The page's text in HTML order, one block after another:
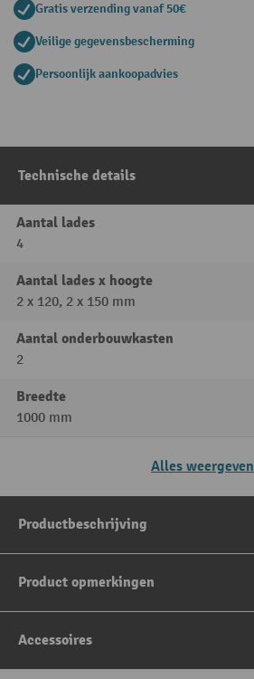
Gratis verzending vanaf 50€
Veilige gegevensbescherming
Persoonlijk aankoopadvies
Technische details
Aantal lades
4
Aantal lades x hoogte
2 x 120, 2 x 150 mm
Aantal onderbouwkasten
2
Breedte
1000 mm
Alles weergeven
Productbeschrijving
Product opmerkingen
Accessoires